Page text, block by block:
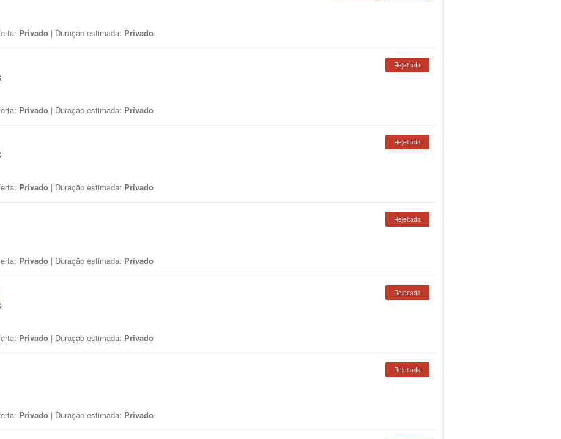
Privado | Duração estimada: Privado
Rejeitada
Privado | Duração estimada: Privado
Rejeitada
Privado | Duração estimada: Privado
Rejeitada
Privado | Duração estimada: Privado
Rejeitada
Privado | Duração estimada: Privado
Rejeitada
Privado | Duração estimada: Privado